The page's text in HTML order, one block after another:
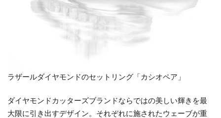
ラザールダイヤモンドのセットリング「カシオペア」
ダイヤモンドカッターズブランドならではの美しい輝きを最
大限に引き出すデザイン。それぞれに施されたウェーブが重